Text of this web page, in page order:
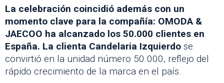
La celebración coincidió además con un
momento clave para la compañía: OMODA &
JAECOO ha alcanzado los 50.000 clientes en
España. La clienta Candelaria Izquierdo se
convirtió en la unidad número 50.000, reflejo del
rápido crecimiento de la marca en el país.